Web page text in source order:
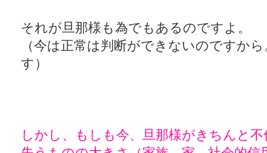
それが旦那様も為でもあるのですよ。
（今は正常は判断ができないのですか
す）
しかし、もしも今、旦那様がきちんと